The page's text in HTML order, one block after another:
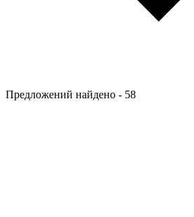
Предложений найдено - 58